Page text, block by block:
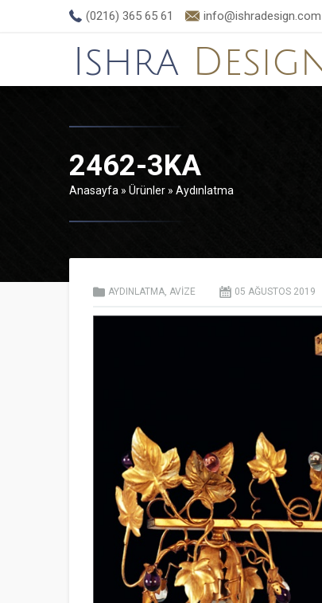
(0216) 365 65 61 info@ishradesign.com
2462-3KA
Anasayfa » Ürünler » Aydınlatma
AYDINLATMA, AVIZE 05 AĞUSTOS 2019